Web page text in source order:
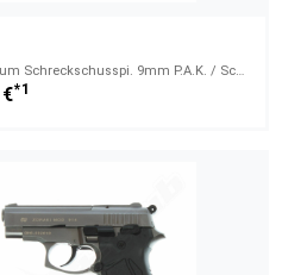
Firat Magnum Schreckschusspi. 9mm P.A.K. / Schwarz-Gold
*1